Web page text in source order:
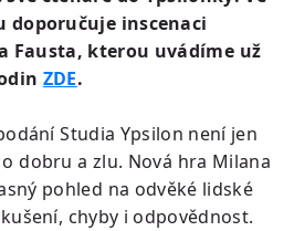
inscenaci
Fausta, kterou uvádíme už
ZDE.
Studia Ypsilon není jen
dobru a zlu. Nová hra Milana
pohled na odvěké lidské
chyby i odpovědnost.